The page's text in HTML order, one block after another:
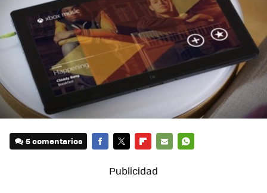
5 comentarios
MAIL